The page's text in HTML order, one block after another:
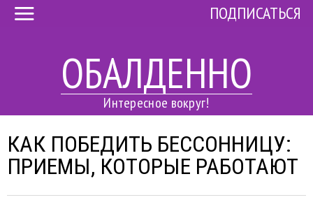
ОБАЛДЕННО
Интересное вокруг!
ПОДПИСАТЬСЯ
КАК ПОБЕДИТЬ БЕССОННИЦУ:
ПРИЕМЫ, КОТОРЫЕ РАБОТАЮТ